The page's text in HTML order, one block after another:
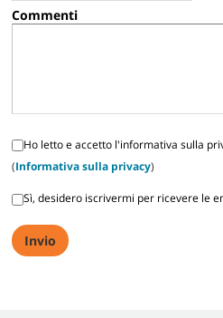
Commenti
Ho letto e accetto l'informativa sulla
(Informativa sulla privacy)
Sì, desidero iscrivermi per ricevere le